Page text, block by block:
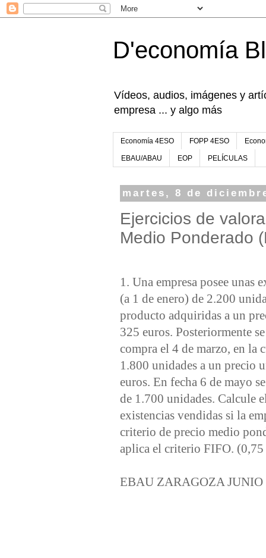
D'economía
Vídeos, audios, imágenes y
empresa ... y algo más
Economía 4ESO FOPP 4ESO
EBAU/ABAU EOP PELÍCULAS
martes, 8 de
Ejercicios de
Medio Ponderado
1. Una empresa posee unas
(a 1 de enero) de 2.200
producto adquiridas a un
325 euros. Posteriormente
compra el 4 de marzo, en la
1.800 unidades a un precio
euros. En fecha 6 de mayo
de 1.700 unidades. Calcule
existencias vendidas si la
criterio de precio medio
aplica el criterio FIFO.
EBAU ZARAGOZA JUNIO